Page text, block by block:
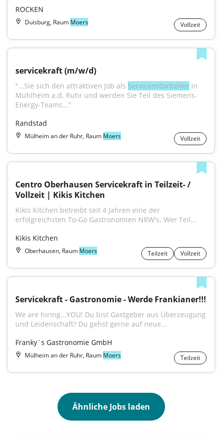
ROCKEN
Duisburg, Raum Moers Vollzeit
servicekraft (m/w/d)
"...Sie sich den attraktiven Job als Servicemitarbeiter in
Mühlheim a.d. Ruhr und werden Sie Teil des Siemens-
Energy-Teams..."
Randstad
Mülheim an der Ruhr, Raum Moers Vollzeit
Centro Oberhausen Servicekraft in Teilzeit- /
Vollzeit | Kikis Kitchen
Kikis Kitchen betreibt seit 4 Jahren eine der
erfolgreichsten To-Go Gastronomien NRW's. Wer Teil...
Kikis Kitchen
Oberhausen, Raum Moers Teilzeit Vollzeit
Servicekraft - Gastronomie - Werde Frankianer!!!
We are hiring...YOU! Du bist Gastgeber aus Überzeugung
und Leidenschaft? Du gehst gerne auf neue...
Franky´s Gastronomie GmbH
Mülheim an der Ruhr, Raum Moers Teilzeit
Ähnliche Jobs laden